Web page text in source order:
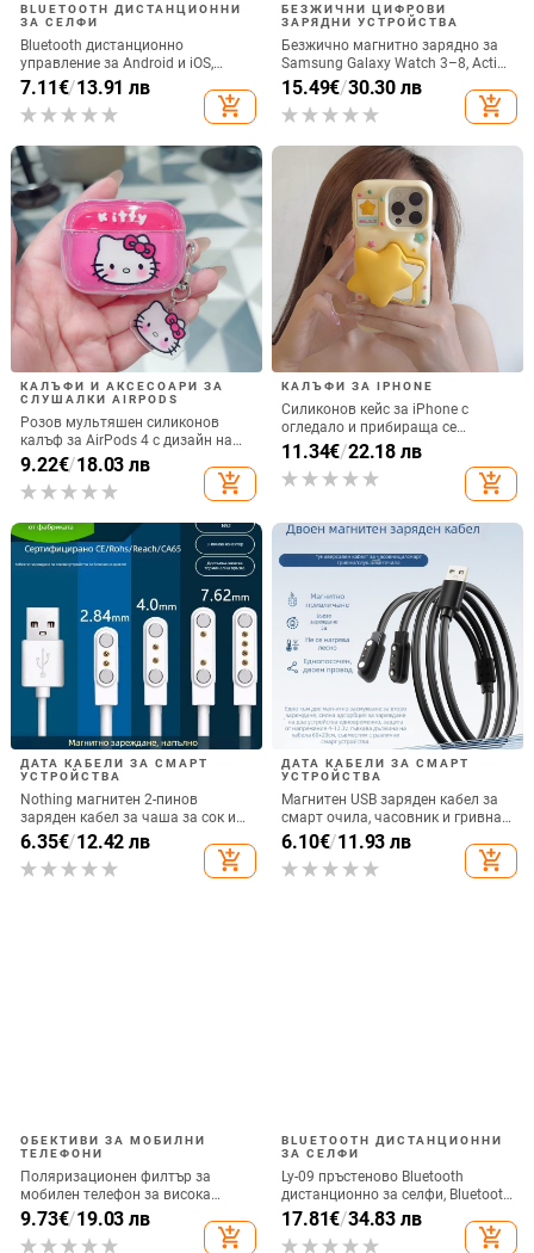
BLUETOOTH ДИСТАНЦИОННИ
ЗА СЕЛФИ
Bluetooth дистанционно
управление за Android и iOS,
универсално за снимки и
видеозаписи, модел 6-key tremolo,
Vernon, ABS материал, тегло 15 g
7.11€/13.91 лв
add_shopping_cart
БЕЗЖИЧНИ ЦИФРОВИ
ЗАРЯДНИ УСТРОЙСТВА
Безжично магнитно зарядно за
Samsung Galaxy Watch 3–8, Active
1/2 • QC2.0 • Магнитно зареждане
• 3W / 1A
15.49€/30.30 лв
add_shopping_cart
КАЛЪФИ И АКСЕСОАРИ ЗА
СЛУШАЛКИ AIRPODS
Розов мультяшен силиконов
калъф за AirPods 4 с дизайн на
котка
9.22€/18.03 лв
add_shopping_cart
КАЛЪФИ ЗА IPHONE
Силиконов кейс за iPhone с
огледало и прибираща се
подвижна стойка в дизайн на
петолъчка, съвместим с iPhone
13–17 Pro/Max
11.34€/22.18 лв
add_shopping_cart
ДАТА КАБЕЛИ ЗА СМАРТ
УСТРОЙСТВА
Nothing магнитен 2-пинов
заряден кабел за чаша за сок и
смарт часовник – 60 см, силен
магнит N52, 7,62 мм разстояние
между пиновете
6.35€/12.42 лв
add_shopping_cart
ДАТА КАБЕЛИ ЗА СМАРТ
УСТРОЙСТВА
Магнитен USB заряден кабел за
смарт очила, часовник и гривна
– едно към две, съвместим с 4.0-
12.3, марка Rising Sun
6.10€/11.93 лв
add_shopping_cart
ОБЕКТИВИ ЗА МОБИЛНИ
ТЕЛЕФОНИ
Поляризационен филтър за
мобилен телефон за висока
резолюция — ND филтър, модел
GZM
9.73€/19.03 лв
add_shopping_cart
BLUETOOTH ДИСТАНЦИОННИ
ЗА СЕЛФИ
Ly-09 пръстеново Bluetooth
дистанционно за селфи, Bluetooth
5.3, ABS материал, тегло 10
17.81€/34.83 лв
add_shopping_cart